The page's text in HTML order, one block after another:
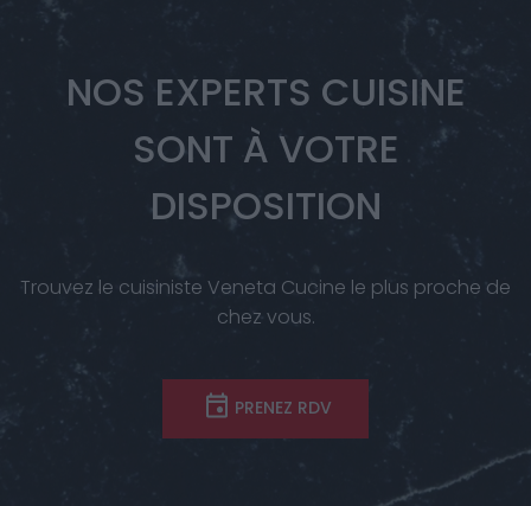
NOS EXPERTS CUISINE
SONT À VOTRE
DISPOSITION
Trouvez le cuisiniste Veneta Cucine le plus proche de
chez vous.
PRENEZ RDV